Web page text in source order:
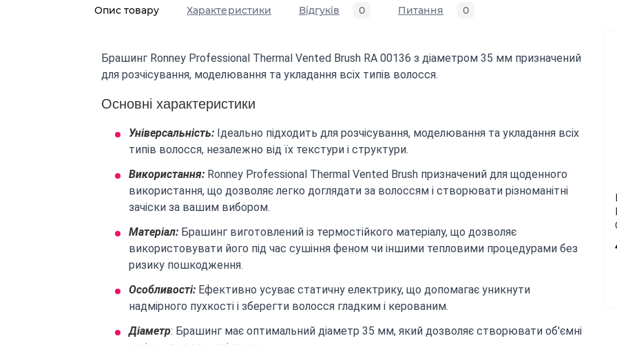
Опис товару Характеристики Відгуків 0 Питання 0
Брашинг Ronney Professional Thermal Vented Brush RA 00136 з діаметром 35 мм призначений
для розчісування, моделювання та укладання всіх типів волосся.
Основні характеристики
Універсальність: Ідеально підходить для розчісування, моделювання та укладання всіх
типів волосся, незалежно від їх текстури і структури.
Використання: Ronney Professional Thermal Vented Brush призначений для щоденного
використання, що дозволяє легко доглядати за волоссям і створювати різноманітні
зачіски за вашим вибором.
Матеріал: Брашинг виготовлений із термостійкого матеріалу, що дозволяє
використовувати його під час сушіння феном чи іншими тепловими процедурами без
ризику пошкодження.
Особливості: Ефективно усуває статичну електрику, що допомагає уникнути
надмірного пухкості і зберегти волосся гладким і керованим.
Діаметр: Брашинг має оптимальний діаметр 35 мм, який дозволяє створювати об'ємні